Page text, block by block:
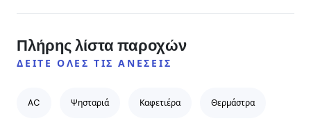
Πλήρης λίστα παροχών
ΔΕΊΤΕ ΌΛΕΣ ΤΙΣ ΑΝΈΣΕΙΣ
AC Ψησταριά Καφετιέρα Θερμάστρα